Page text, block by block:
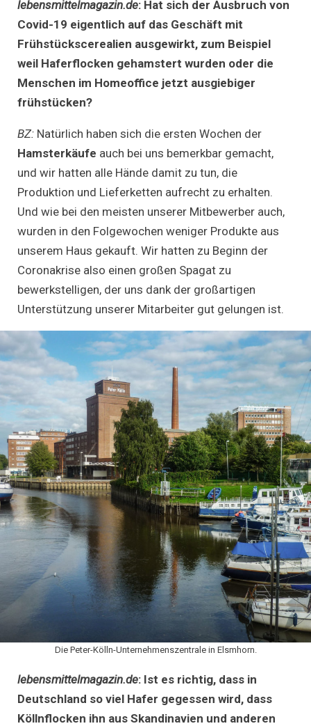
lebensmittelmagazin.de: Hat sich der Ausbruch von
Covid-19 eigentlich auf das Geschäft mit
Frühstückscerealien ausgewirkt, zum Beispiel
weil Haferflocken gehamstert wurden oder die
Menschen im Homeoffice jetzt ausgiebiger
frühstücken?
BZ: Natürlich haben sich die ersten Wochen der
Hamsterkäufe auch bei uns bemerkbar gemacht,
und wir hatten alle Hände damit zu tun, die
Produktion und Lieferketten aufrecht zu erhalten.
Und wie bei den meisten unserer Mitbewerber auch,
wurden in den Folgewochen weniger Produkte aus
unserem Haus gekauft. Wir hatten zu Beginn der
Coronakrise also einen großen Spagat zu
bewerkstelligen, der uns dank der großartigen
Unterstützung unserer Mitarbeiter gut gelungen ist.
Die Peter-Kölln-Unternehmenszentrale in Elsmhorn.
lebensmittelmagazin.de: Ist es richtig, dass in
Deutschland so viel Hafer gegessen wird, dass
Köllnflocken ihn aus Skandinavien und anderen